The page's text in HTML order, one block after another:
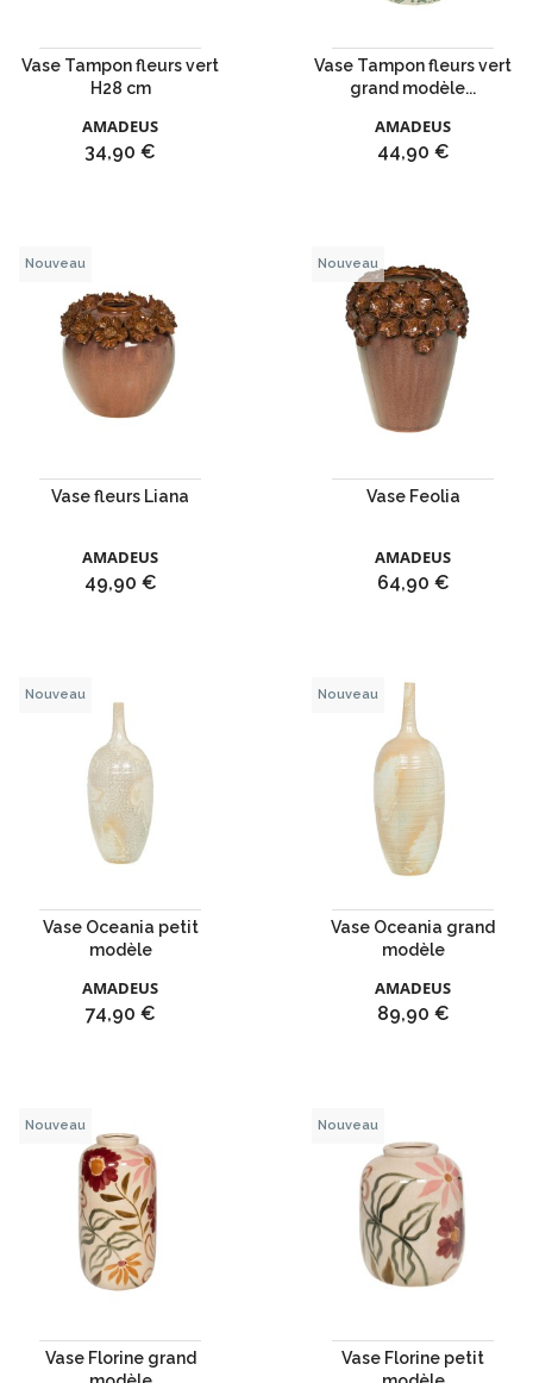
Vase Tampon fleurs vert
H28 cm
AMADEUS
Prix
34,90 €
Vase Tampon fleurs vert
grand modèle...
AMADEUS
Prix
44,90 €
Vase fleurs Liana
AMADEUS
Prix
49,90 €
Nouveau
Vase Feolia
AMADEUS
Prix
64,90 €
Nouveau
Vase Oceania petit
modèle
AMADEUS
Prix
74,90 €
Nouveau
Vase Oceania grand
modèle
AMADEUS
Prix
89,90 €
Nouveau
Vase Florine grand
Nouveau
Vase Florine petit
Nouveau